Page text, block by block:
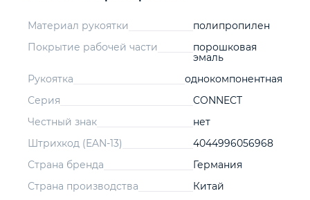
Материал рукоятки
полипропилен
Покрытие рабочей части
порошковая
эмаль
Рукоятка
однокомпонентная
Серия
CONNECT
Честный знак
нет
Штрихкод (EAN-13)
4044996056968
Страна бренда
Германия
Страна производства
Китай